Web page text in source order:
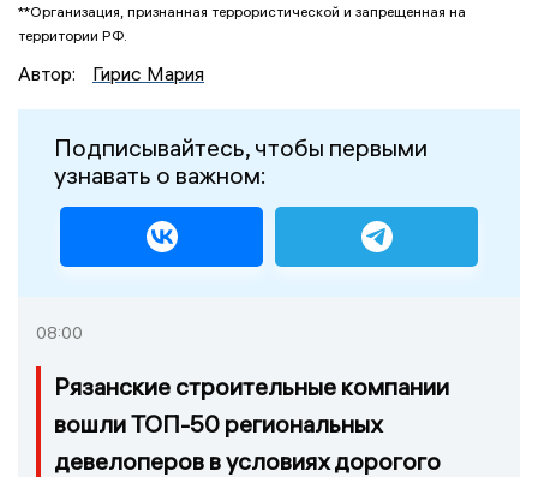
**Организация, признанная террористической и запрещенная на
территории РФ.
Автор: Гирис Мария
Подписывайтесь, чтобы первыми
узнавать о важном:
08:00
Рязанские строительные компании
вошли ТОП-50 региональных
девелоперов в условиях дорогого